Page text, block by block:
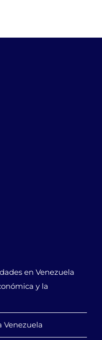
en Venezuela
y la
Venezuela